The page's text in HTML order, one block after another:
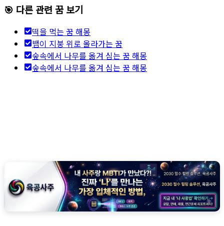
🎯 다른 관련 꿈 보기
떡을 먹는 꿈 해몽
뱀이 지붕 위로 올라가는 꿈
숲속에서 나무를 옮겨 심는 꿈 해몽
숲속에서 나무를 옮겨 심는 꿈 해몽